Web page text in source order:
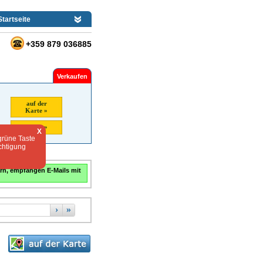
+359 879 036885
Verkaufen
auf der
Karte »
Suche »
empfangen E-Mails mit
› »
Taste
X